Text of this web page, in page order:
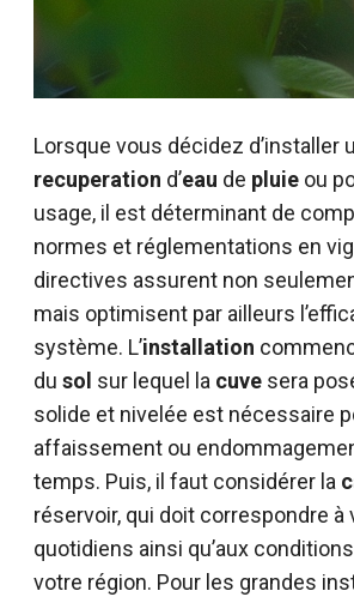
Lorsque vous décidez d’installer
recuperation d’eau de pluie ou
usage, il est déterminant de
normes et réglementations en
directives assurent non
mais optimisent par ailleurs
système. L’installation
du sol sur lequel la cuve sera
solide et nivelée est nécessaire
affaissement ou
temps. Puis, il faut considérer la
réservoir, qui doit correspondre à
quotidiens ainsi qu’aux
votre région. Pour les grandes